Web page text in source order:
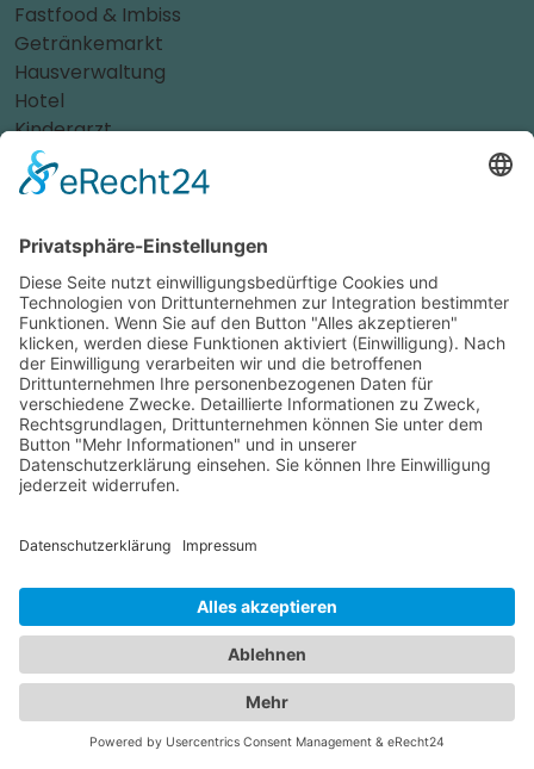
Fastfood & Imbiss
Getränkemarkt
Hausverwaltung
Hotel
Kinderarzt
Personalvermittler
Weitere Sportvereine
Zahnarzt
Tennis
Tankstelle
Tierbedarf
Parken
Für Ihr Unternehmen
Sichern Sie sich die Vorteile vondas ist nah
! Mit uns
erreichen Sie neue Kunden und bleiben Ihren
Bestandskunden in guter Erinnerung.
Schon ab günstigen 29,- € im Monat.
Jetzt informieren